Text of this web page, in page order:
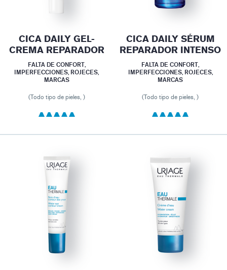
CICA DAILY GEL-
CREMA REPARADOR
FALTA DE CONFORT,
IMPERFECCIONES, ROJECES,
MARCAS
(Todo tipo de pieles, )
CICA DAILY SÉRUM
REPARADOR INTENSO
FALTA DE CONFORT,
IMPERFECCIONES, ROJECES,
MARCAS
(Todo tipo de pieles, )